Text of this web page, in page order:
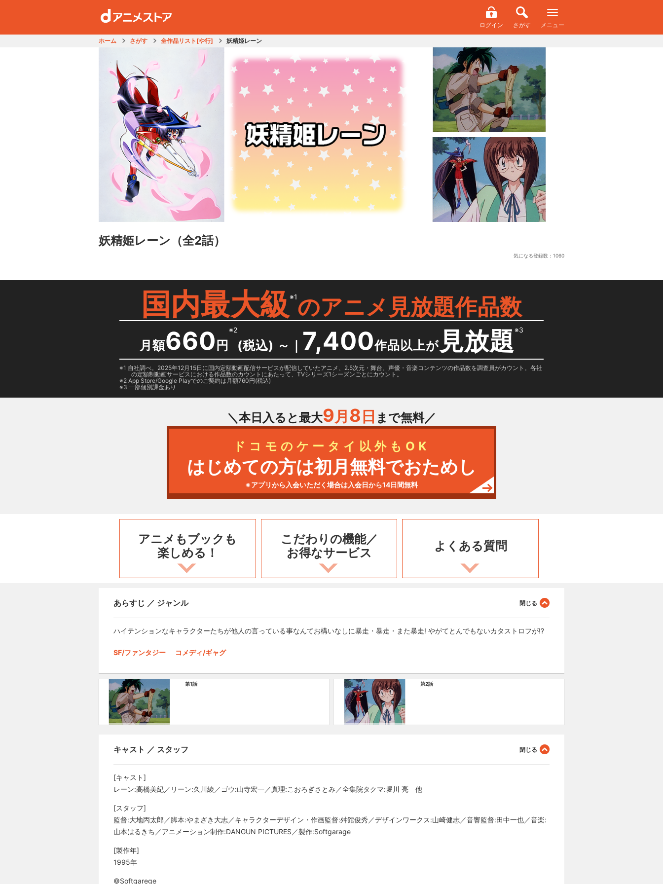
ログイン さがす メニュー
ホーム さがす 全作品リスト[や行] 妖精姫レーン
妖精姫レーン （全2話）
気になる登録数： 1060
国内最大級 ※1のアニメ見放題作品数
月額660 円
※2
(税込) ～ ｜ 7,400作品以上が 見放題※3
1 自社調べ。2025年12月15日に国内定額動画配信サービスが配信していたアニメ、2.5次元・舞台、声優・音楽コンテンツの作品数を調査員がカウント。各社
の定額制動画サービスにおける作品数のカウントにあたって、TVシリーズ1シーズンごとにカウント。
2 App Store/Google Playでのご契約は月額760円(税込)
3 一部個別課金あり
＼本日入ると最大9月 8 日 まで無料／
ドコモのケータイ以外もOK
はじめての方は初月無料でおためし
※アプリから入会いただく場合は入会日から14日間無料
アニメもブックも
楽しめる！
こだわりの機能／
お得なサービス
よくある質問
あらすじ ／ ジャンル
ハイテンションなキャラクターたちが他人の言っている事なんてお構いなしに暴走・暴走・また暴走! やがてとんでもないカタストロフが!?
SF/ファンタジー コメディ/ギャグ
第1話 第2話
キャスト ／ スタッフ
[キャスト]
レーン:高橋美紀／リーン:久川綾／ゴウ:山寺宏一／真理:こおろぎさとみ／全集院タクマ:堀川 亮 他
[スタッフ]
監督:大地丙太郎／脚本:やまざき大志／キャラクターデザイン・作画監督:舛館俊秀／デザインワークス:山崎健志／音響監督:田中一也／音楽:
山本はるきち／アニメーション制作:DANGUN PICTURES／製作:Softgarage
[製作年]
1995年
©Softgarege